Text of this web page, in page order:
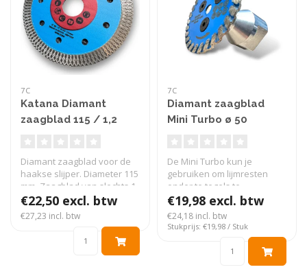
7C
Katana Diamant
zaagblad 115 / 1,2
Diamant zaagblad voor de
haakse slijper. Diameter 115
mm. Zaagblad van slechts 1..
€22,50 excl. btw
€27,23 incl. btw
7C
Diamant zaagblad
Mini Turbo ø 50
De Mini Turbo kun je
gebruiken om lijmresten
onder te tegels te
verwijderen zoda..
€19,98 excl. btw
€24,18 incl. btw
Stukprijs: €19,98 / Stuk